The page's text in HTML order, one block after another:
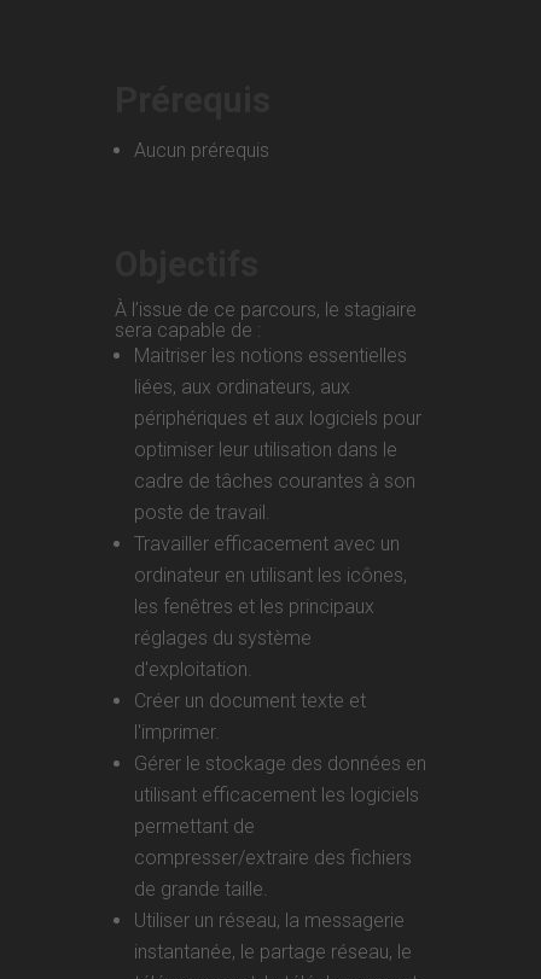
Aucun prérequis
À l’issue de ce parcours, le stagiaire
sera capable de :
Maitriser les notions essentielles
liées, aux ordinateurs, aux
périphériques et aux logiciels pour
optimiser leur utilisation dans le
cadre de tâches courantes à son
poste de travail.
Travailler efficacement avec un
ordinateur en utilisant les icônes,
les fenêtres et les principaux
réglages du système
d'exploitation.
Créer un document texte et
l'imprimer.
Gérer le stockage des données en
utilisant efficacement les logiciels
permettant de
compresser/extraire des fichiers
de grande taille.
Utiliser un réseau, la messagerie
instantanée, le partage réseau, le